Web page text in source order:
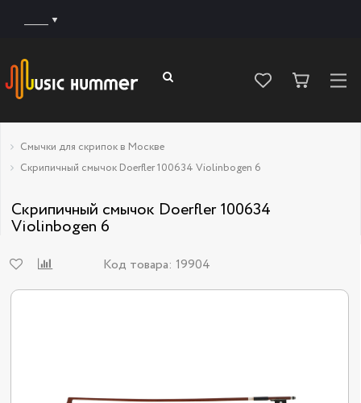
Смычки для скрипок в Москве
Скрипичный смычок Doerfler 100634 Violinbogen 6
Скрипичный смычок Doerfler 100634
Violinbogen 6
Код товара: 19904